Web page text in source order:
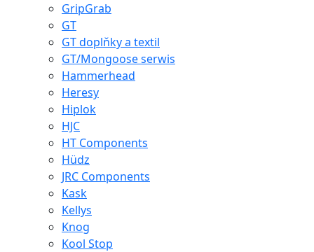
GripGrab
GT
GT doplňky a textil
GT/Mongoose serwis
Hammerhead
Heresy
Hiplok
HJC
HT Components
Hüdz
JRC Components
Kask
Kellys
Knog
Kool Stop